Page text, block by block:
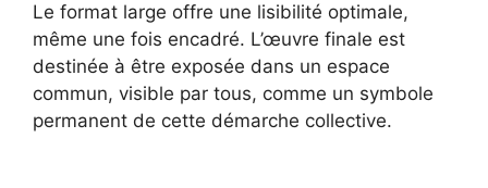
Le format large offre une lisibilité optimale,
même une fois encadré. L’œuvre finale est
destinée à être exposée dans un espace
commun, visible par tous, comme un symbole
permanent de cette démarche collective.